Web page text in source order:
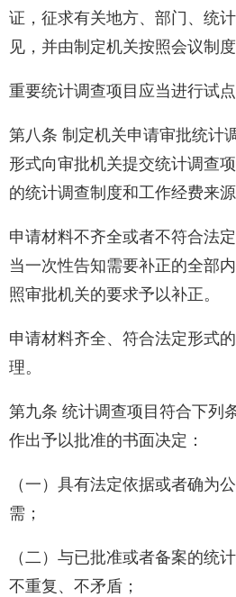
证，征求有关地方、部门、统
见，并由制定机关按照会议制
重要统计调查项目应当进行试点
第八条 制定机关申请审批统计
形式向审批机关提交统计调查
的统计调查制度和工作经费来源
申请材料不齐全或者不符合法
当一次性告知需要补正的全部
照审批机关的要求予以补正。
申请材料齐全、符合法定形式
理。
第九条 统计调查项目符合下列
作出予以批准的书面决定：
（一）具有法定依据或者确为
需；
（二）与已批准或者备案的统
不重复、不矛盾；